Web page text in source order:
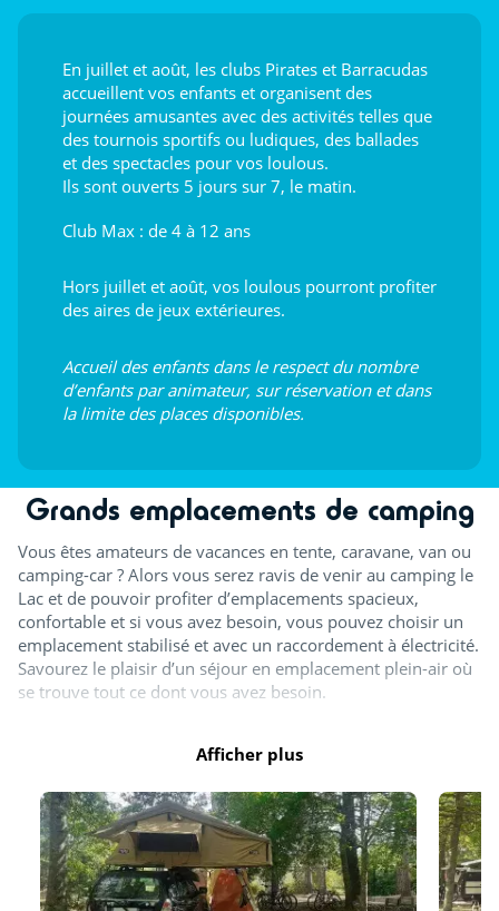
En juillet et août, les clubs Pirates et Barracudas
accueillent vos enfants et organisent des
journées amusantes avec des activités telles que
des tournois sportifs ou ludiques, des ballades
et des spectacles pour vos loulous.
Ils sont ouverts 5 jours sur 7, le matin.
Club Max : de 4 à 12 ans
Hors juillet et août, vos loulous pourront profiter
des aires de jeux extérieures.
Accueil des enfants dans le respect du nombre
d’enfants par animateur, sur réservation et dans
la limite des places disponibles.
Grands emplacements de camping
Vous êtes amateurs de vacances en tente, caravane, van ou
camping-car ? Alors vous serez ravis de venir au camping le
Lac et de pouvoir profiter d’emplacements spacieux,
confortable et si vous avez besoin, vous pouvez choisir un
emplacement stabilisé et avec un raccordement à électricité.
Savourez le plaisir d’un séjour en emplacement plein-air où
se trouve tout ce dont vous avez besoin.
Afficher plus